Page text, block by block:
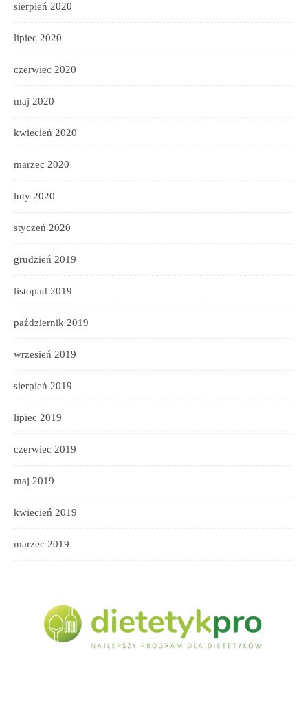
sierpień 2020
lipiec 2020
czerwiec 2020
maj 2020
kwiecień 2020
marzec 2020
luty 2020
styczeń 2020
grudzień 2019
listopad 2019
październik 2019
wrzesień 2019
sierpień 2019
lipiec 2019
czerwiec 2019
maj 2019
kwiecień 2019
marzec 2019